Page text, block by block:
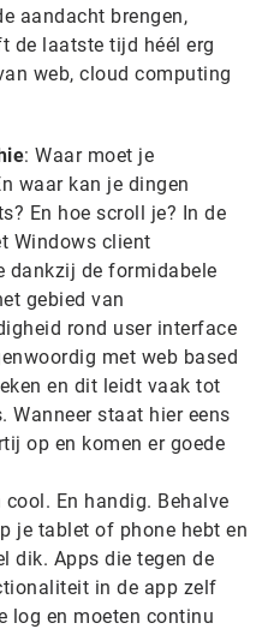
aandacht brengen,
de laatste tijd héél erg
web, cloud computing
: Waar moet je
waar kan je dingen
En hoe scroll je? In de
Windows client
dankzij de formidabele
gebied van
rond user interface
met web based
en dit leidt vaak tot
Wanneer staat hier eens
op en komen er goede
cool. En handig. Behalve
je tablet of phone hebt en
dik. Apps die tegen de
in de app zelf
log en moeten continu